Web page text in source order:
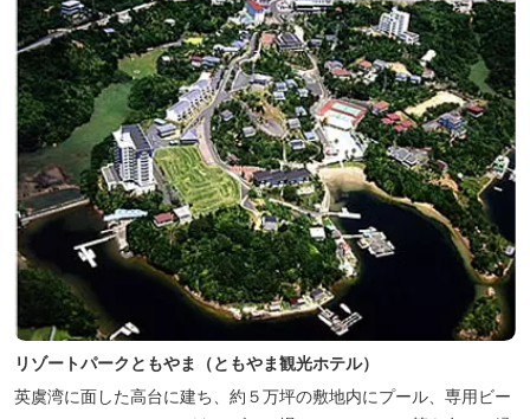
リゾートパークともやま（ともやま観光ホテル）
英虞湾に面した高台に建ち、約５万坪の敷地内にプール、専用ビー